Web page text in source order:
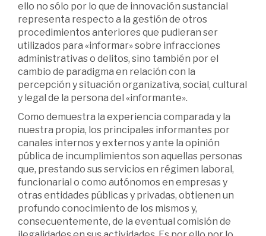
ello no sólo por lo que de innovación sustancial
representa respecto a la gestión de otros
procedimientos anteriores que pudieran ser
utilizados para «informar» sobre infracciones
administrativas o delitos, sino también por el
cambio de paradigma en relación con la
percepción y situación organizativa, social, cultural
y legal de la persona del «informante».
Como demuestra la experiencia comparada y la
nuestra propia, los principales informantes por
canales internos y externos y ante la opinión
pública de incumplimientos son aquellas personas
que, prestando sus servicios en régimen laboral,
funcionarial o como autónomos en empresas y
otras entidades públicas y privadas, obtienen un
profundo conocimiento de los mismos y,
consecuentemente, de la eventual comisión de